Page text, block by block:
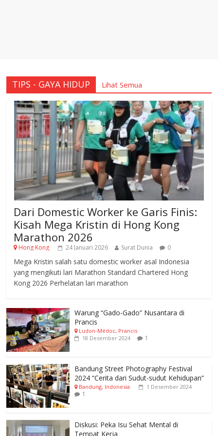
TIPS - GAYA HIDUP Lihat Semua
Dari Domestic Worker ke Garis Finis:
Kisah Mega Kristin di Hong Kong
Marathon 2026
Hong Kong 24 Januari 2026 Surat Dunia 0
Mega Kristin salah satu domestic worker asal Indonesia
yang mengikuti lari Marathon Standard Chartered Hong
Kong 2026 Perhelatan lari marathon
Warung “Gado-Gado” Nusantara di
Prancis
Ludon-Médoc, Prancis
18 Desember 2024
1
Bandung Street Photography Festival
2024 “Cerita dari Sudut-sudut Kehidupan”
Bandung, Indonesia 1 Desember 2024
1
Diskusi: Peka Isu Sehat Mental di
Tempat Kerja